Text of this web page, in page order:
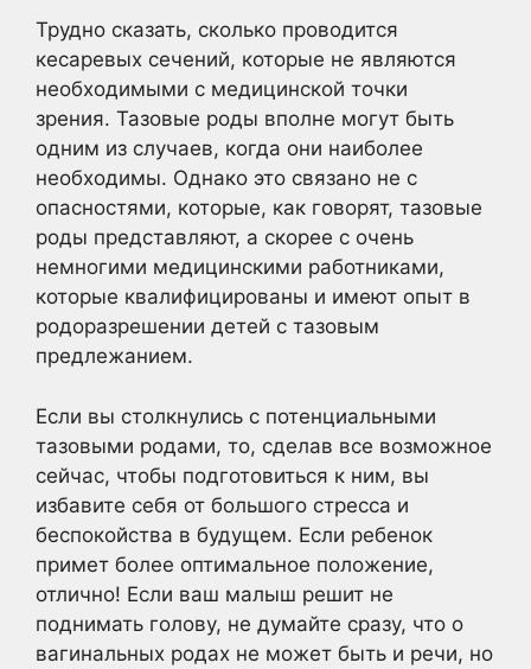
Трудно сказать, сколько проводится
кесаревых сечений, которые не являются
необходимыми с медицинской точки
зрения. Тазовые роды вполне могут быть
одним из случаев, когда они наиболее
необходимы. Однако это связано не с
опасностями, которые, как говорят, тазовые
роды представляют, а скорее с очень
немногими медицинскими работниками,
которые квалифицированы и имеют опыт в
родоразрешении детей с тазовым
предлежанием.
Если вы столкнулись с потенциальными
тазовыми родами, то, сделав все возможное
сейчас, чтобы подготовиться к ним, вы
избавите себя от большого стресса и
беспокойства в будущем. Если ребенок
примет более оптимальное положение,
отлично! Если ваш малыш решит не
поднимать голову, не думайте сразу, что о
вагинальных родах не может быть и речи, но